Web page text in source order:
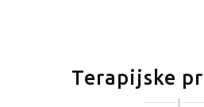
Terapijske